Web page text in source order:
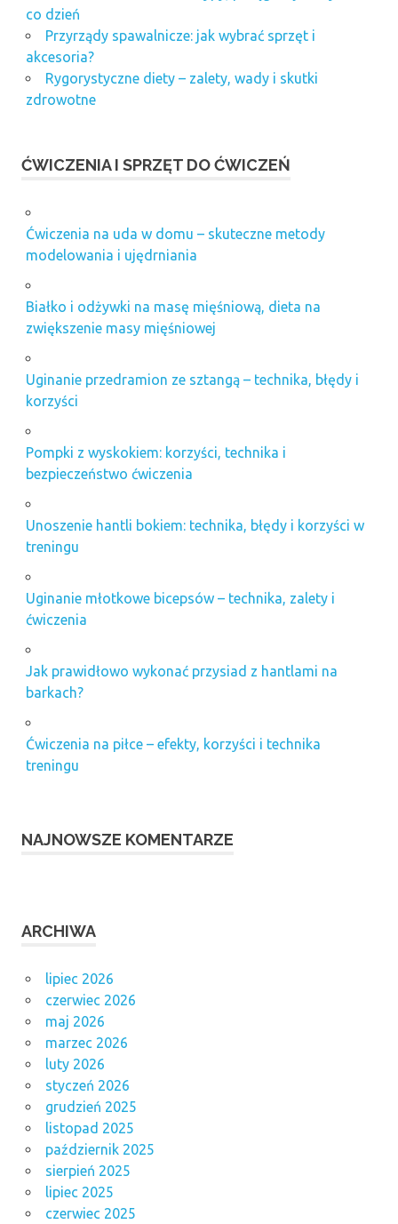
co dzień
Przyrządy spawalnicze: jak wybrać sprzęt i
akcesoria?
Rygorystyczne diety – zalety, wady i skutki
zdrowotne
ĆWICZENIA I SPRZĘT DO ĆWICZEŃ
Ćwiczenia na uda w domu – skuteczne metody
modelowania i ujędrniania
Białko i odżywki na masę mięśniową, dieta na
zwiększenie masy mięśniowej
Uginanie przedramion ze sztangą – technika, błędy i
korzyści
Pompki z wyskokiem: korzyści, technika i
bezpieczeństwo ćwiczenia
Unoszenie hantli bokiem: technika, błędy i korzyści w
treningu
Uginanie młotkowe bicepsów – technika, zalety i
ćwiczenia
Jak prawidłowo wykonać przysiad z hantlami na
barkach?
Ćwiczenia na piłce – efekty, korzyści i technika
treningu
NAJNOWSZE KOMENTARZE
ARCHIWA
lipiec 2026
czerwiec 2026
maj 2026
marzec 2026
luty 2026
styczeń 2026
grudzień 2025
listopad 2025
październik 2025
sierpień 2025
lipiec 2025
czerwiec 2025